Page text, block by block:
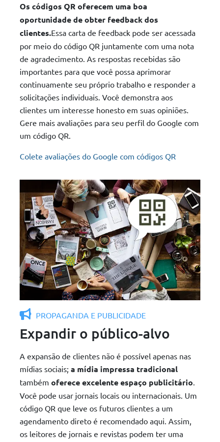
Os códigos QR oferecem uma boa
oportunidade de obter feedback dos
clientes.Essa carta de feedback pode ser acessada
por meio do código QR juntamente com uma nota
de agradecimento. As respostas recebidas são
importantes para que você possa aprimorar
continuamente seu próprio trabalho e responder a
solicitações individuais. Você demonstra aos
clientes um interesse honesto em suas opiniões.
Gere mais avaliações para seu perfil do Google com
um código QR.
Colete avaliações do Google com códigos QR
PROPAGANDA E PUBLICIDADE
Expandir o público-alvo
A expansão de clientes não é possível apenas nas
mídias sociais; a mídia impressa tradicional
também oferece excelente espaço publicitário.
Você pode usar jornais locais ou internacionais. Um
código QR que leve os futuros clientes a um
agendamento direto é recomendado aqui. Assim,
os leitores de jornais e revistas podem ter uma